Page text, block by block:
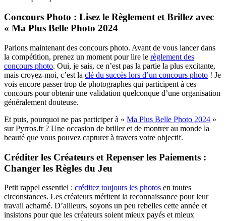
Concours Photo : Lisez le Règlement et Brillez avec
« Ma Plus Belle Photo 2024
Parlons maintenant des concours photo. Avant de vous lancer dans
la compétition, prenez un moment pour lire le règlement des
concours photo. Oui, je sais, ce n’est pas la partie la plus excitante,
mais croyez-moi, c’est la clé du succès lors d’un concours photo ! Je
vois encore passer trop de photographes qui participent à ces
concours pour obtenir une validation quelconque d’une organisation
généralement douteuse.
Et puis, pourquoi ne pas participer à « Ma Plus Belle Photo 2024 »
sur Pyrros.fr ? Une occasion de briller et de montrer au monde la
beauté que vous pouvez capturer à travers votre objectif.
Créditer les Créateurs et Repenser les Paiements :
Changer les Règles du Jeu
Petit rappel essentiel : créditez toujours les photos en toutes
circonstances. Les créateurs méritent la reconnaissance pour leur
travail acharné. D’ailleurs, soyons un peu rebelles cette année et
insistons pour que les créateurs soient mieux payés et mieux